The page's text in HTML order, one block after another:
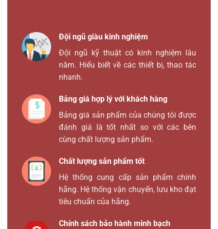
Đội ngũ giàu kinh nghiệm
Đội ngũ kỹ thuật có kinh nghiệm lâu
năm. Hiểu biết về các thiết bị, thao tác
nhanh.
Bảng giá hợp lý với khách hàng
Bảng giá sản phẩm của chúng tôi được
đánh giá là tốt nhất so với các bên
cùng chất lượng sản phẩm.
Chất lượng sản phẩm tốt
Hệ thống cung cấp sản phẩm chính
hãng. Hệ thống vận chuyển, lưu kho đạt
tiêu chuẩn của hãng.
Chính sách bảo hành minh bạch